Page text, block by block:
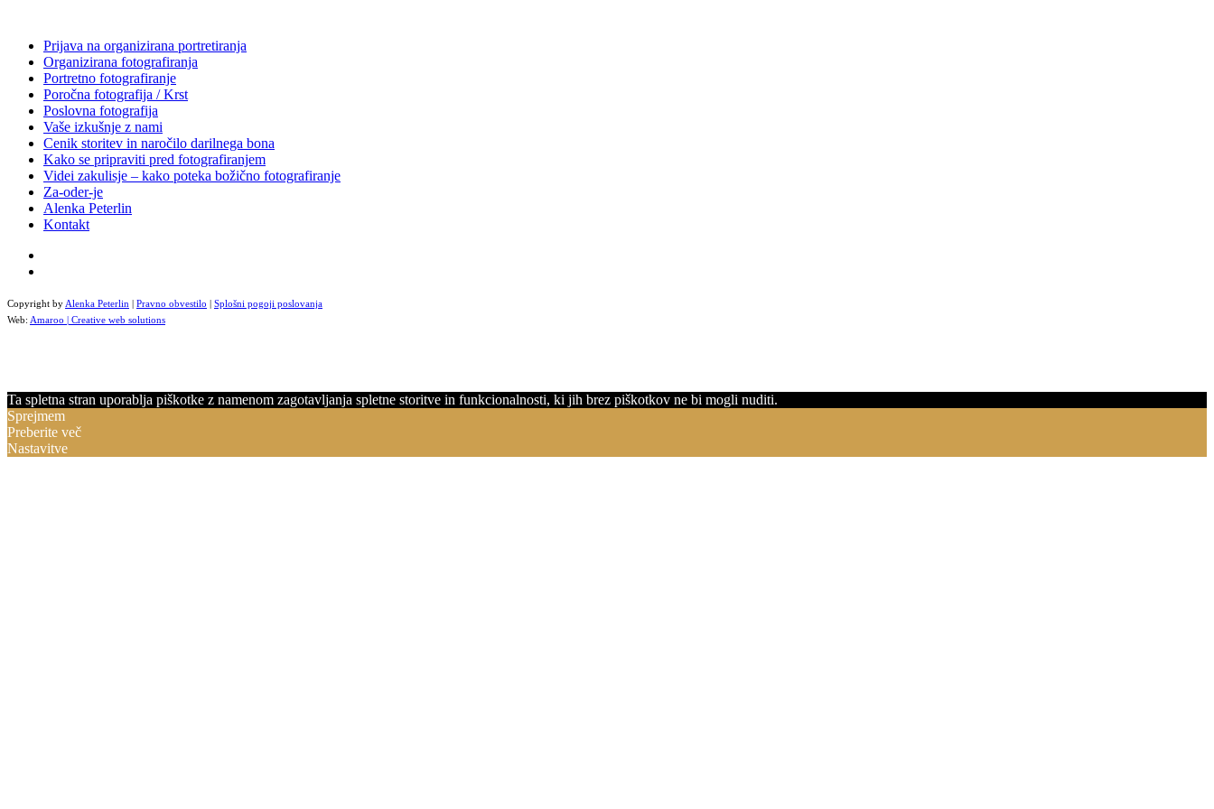
Prijava na organizirana portretiranja
Organizirana fotografiranja
Portretno fotografiranje
Poročna fotografija / Krst
Poslovna fotografija
Vaše izkušnje z nami
Cenik storitev in naročilo darilnega bona
Kako se pripraviti pred fotografiranjem
Videi zakulisje – kako poteka božično fotografiranje
Za-oder-je
Alenka Peterlin
Kontakt
Copyright by Alenka Peterlin | Pravno obvestilo | Splošni pogoji poslovanja
Web: Amaroo | Creative web solutions
Ta spletna stran uporablja piškotke z namenom zagotavljanja spletne storitve in funkcionalnosti, ki jih brez piškotkov ne bi mogli nuditi.
Sprejmem
Preberite več
Nastavitve